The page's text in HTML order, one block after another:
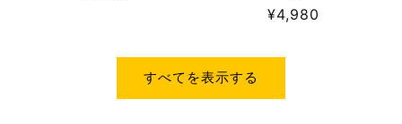
通
価
¥4,980
すべてを表示する